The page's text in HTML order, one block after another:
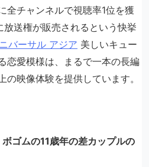
全チャンネルで視聴率1位を獲
送権が販売されるという快挙
バーサル アジア 美しいキュー
恋愛模様は、まるで一本の長編
映像体験を提供しています。
ゴムの11歳年の差カップルの